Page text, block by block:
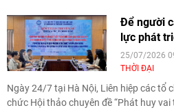
Để người
lực phát
25/07/2026
THỜI ĐẠI
Ngày 24/7 tại Hà Nội, Liên hiệp các tổ
chức Hội thảo chuyên đề “Phát huy